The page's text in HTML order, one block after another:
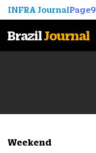
INFRA JournalPage9
BrazilJournal
Weekend